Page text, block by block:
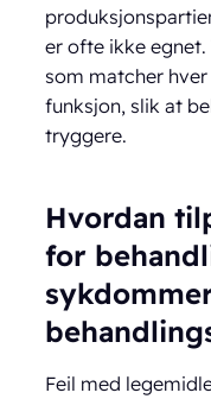
er ofte ikke
som matcher
funksjon, slik at
tryggere.
Hvordan
for
Feil med